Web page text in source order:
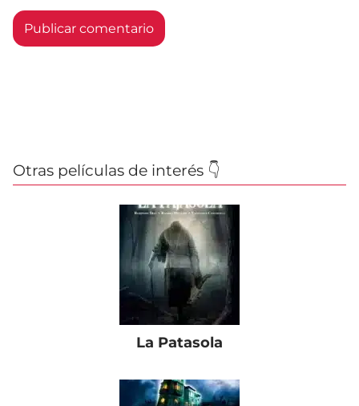
Otras películas de interés 👇
La Patasola